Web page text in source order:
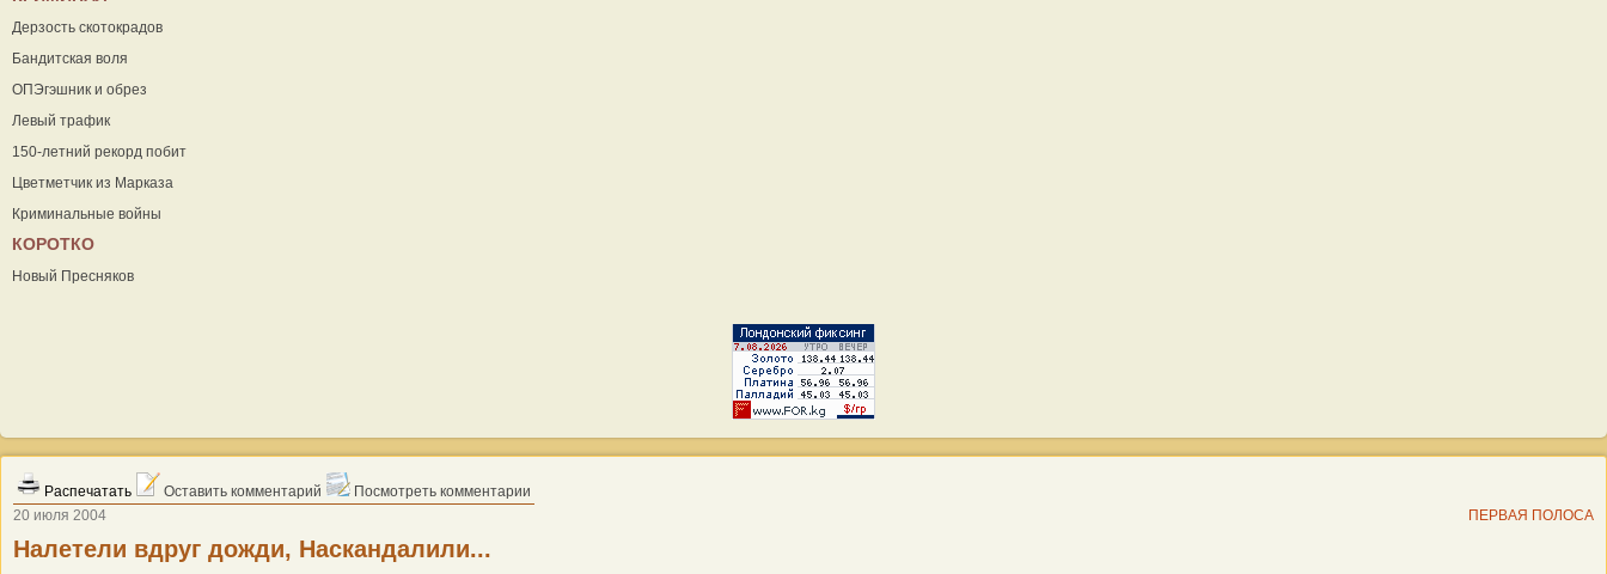
Дерзость скотокрадов
Бандитская воля
ОПЭгэшник и обрез
Левый трафик
150-летний рекорд побит
Цветметчик из Марказа
Криминальные войны
КОРОТКО
Новый Пресняков
Распечатать Оставить комментарий
Посмотреть комментарии
20 июля 2004
ПЕРВАЯ ПОЛОСА
Налетели вдруг дожди, Наскандалили...